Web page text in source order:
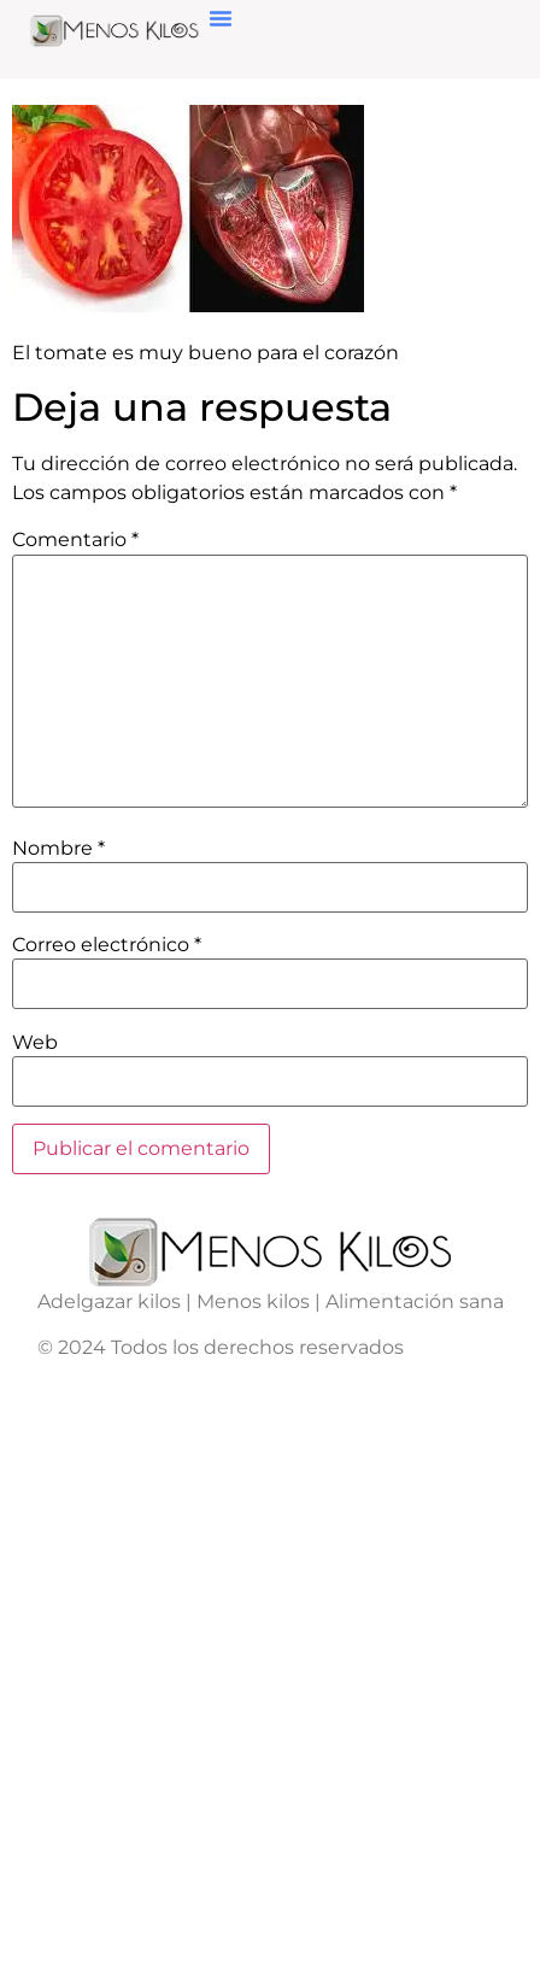
El tomate es muy bueno para el corazón
Deja una respuesta
Tu dirección de correo electrónico no será publicada.
Los campos obligatorios están marcados con *
Comentario *
Nombre *
Correo electrónico *
Web
Adelgazar kilos | Menos kilos | Alimentación sana
© 2024 Todos los derechos reservados